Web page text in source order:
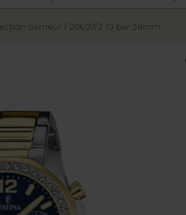
dameur F20607/2 10 bar 38mm